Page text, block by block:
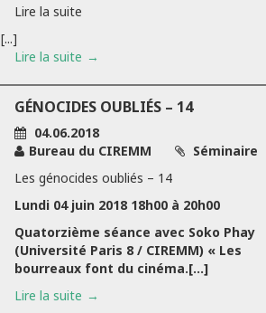
Lire la suite
[...]
Lire la suite
GÉNOCIDES OUBLIÉS – 14
04.06.2018
Bureau du CIREMM
Séminaire
Les génocides oubliés – 14
Lundi 04 juin 2018 18h00 à 20h00
Quatorzième séance avec Soko Phay
(Université Paris 8 / CIREMM) « Les
bourreaux font du cinéma.[...]
Lire la suite